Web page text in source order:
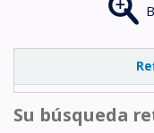
Su búsqueda